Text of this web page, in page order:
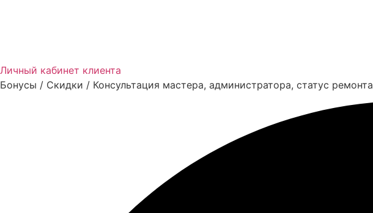
Личный кабинет клиента
Бонусы / Скидки / Консультация мастера, администратора, статус ремонта